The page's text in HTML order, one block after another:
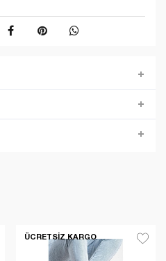
ÜCRETSIZ KARGO